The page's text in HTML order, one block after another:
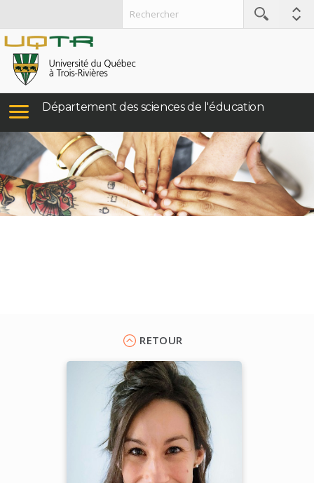
Département des sciences de l'éducation
RETOUR